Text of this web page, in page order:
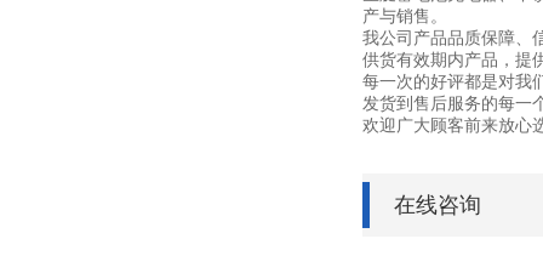
产与销售。
我公司产品品质保障、
供货有效期内产品，提
每一次的好评都是对我
发货到售后服务的每一
欢迎广大顾客前来放心
在线咨询